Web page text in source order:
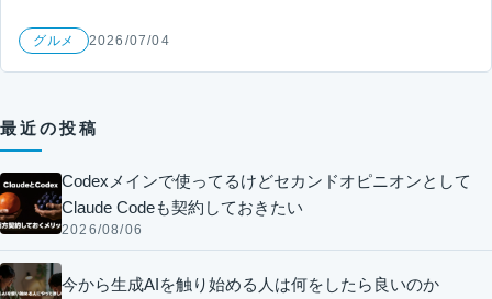
グルメ 2026/07/04
最近の投稿
Codexメインで使ってるけどセカンドオピニオンとして
Claude Codeも契約しておきたい
2026/08/06
今から生成AIを触り始める人は何をしたら良いのか